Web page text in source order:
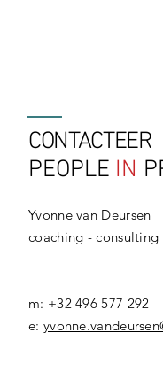
Yvonne van Deursen
coaching -
m: +32 496 577 292
​e:
CONTACTEER
PEOPLE IN